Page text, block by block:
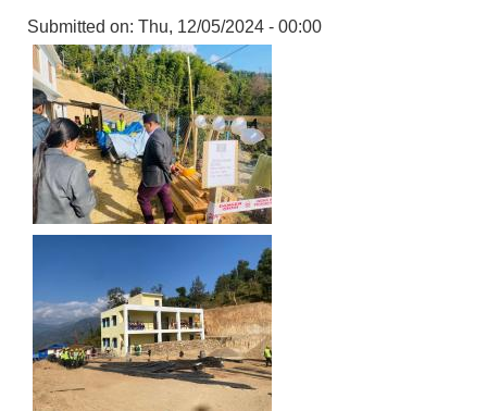
Submitted on: Thu, 12/05/2024 - 00:00